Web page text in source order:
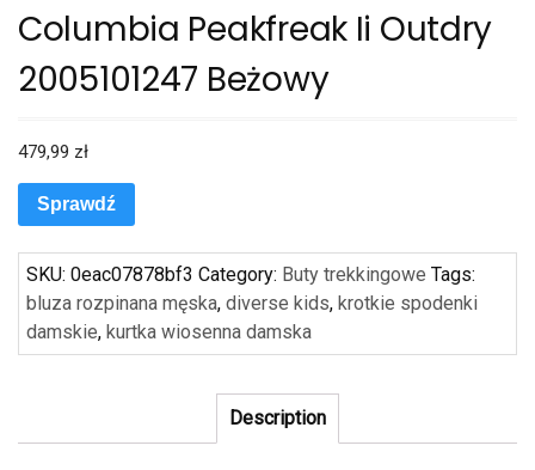
Columbia Peakfreak Ii Outdry
2005101247 Beżowy
479,99 zł
Sprawdź
SKU: 0eac07878bf3 Category: Buty trekkingowe Tags:
bluza rozpinana męska, diverse kids, krotkie spodenki
damskie, kurtka wiosenna damska
Description